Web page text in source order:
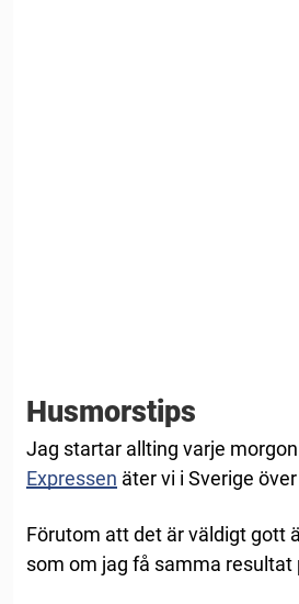
Husmorstips
Jag startar allting varje
Expressen äter vi i Sverige
Förutom att det är väldigt gott
som om jag få samma resultat